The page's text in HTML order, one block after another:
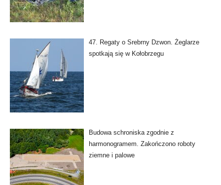
47. Regaty o Srebrny Dzwon. Żeglarze
spotkają się w Kołobrzegu
Budowa schroniska zgodnie z
harmonogramem. Zakończono roboty
ziemne i palowe